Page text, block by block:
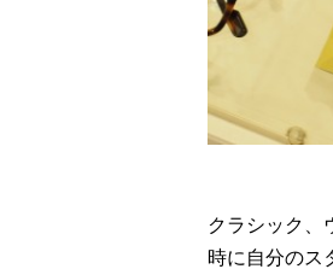
クラシック、
時に自分のス